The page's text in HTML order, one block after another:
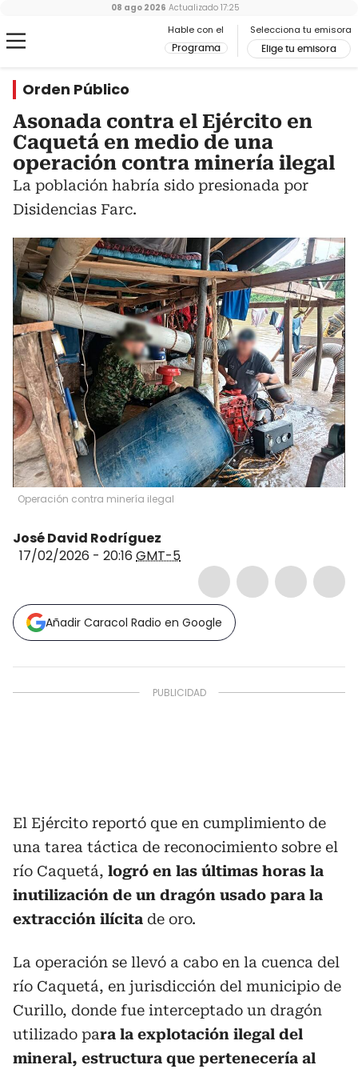
Hable con el
Programa
Selecciona tu emisora
Elige tu emisora
08 ago 2026 Actualizado 17:25
Orden Público
Asonada contra el Ejército en
Caquetá en medio de una
operación contra minería ilegal
La población habría sido presionada por
Disidencias Farc.
Operación contra minería ilegal
José David Rodríguez
17/02/2026 - 20:16 GMT-5
Añadir Caracol Radio en Google
El Ejército reportó que en cumplimiento de
una tarea táctica de reconocimiento sobre el
río Caquetá, logró en las últimas horas la
inutilización de un dragón usado para la
extracción ilícita de oro.
La operación se llevó a cabo en la cuenca del
río Caquetá, en jurisdicción del municipio de
Curillo, donde fue interceptado un dragón
utilizado para la explotación ilegal del
mineral, estructura que pertenecería al